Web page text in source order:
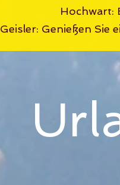
Hochwart:
Geisler: Genießen Sie